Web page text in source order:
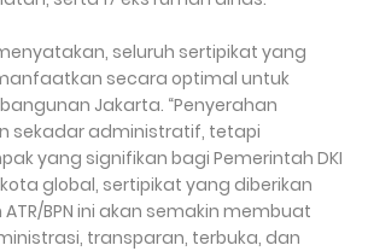
seluruh sertipikat yang
secara optimal untuk
Jakarta. “Penyerahan
sekadar administratif, tetapi
yang signifikan bagi Pemerintah DKI
global, sertipikat yang diberikan
BPN ini akan semakin membuat
transparan, terbuka, dan